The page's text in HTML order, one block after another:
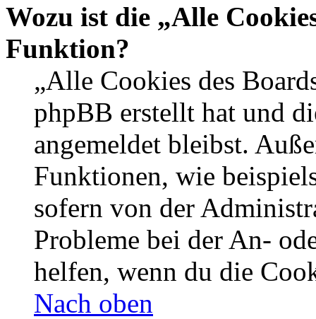
Wozu ist die „Alle
Funktion?
„Alle Cookies des
phpBB erstellt hat und
angemeldet bleibst.
Funktionen, wie
sofern von der
Probleme bei der An-
helfen, wenn du die
Nach oben